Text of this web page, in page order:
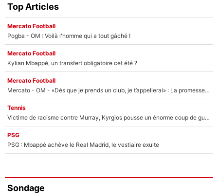
Top Articles
Mercato Football
Pogba - OM : Voilà l'homme qui a tout gâché !
Mercato Football
Kylian Mbappé, un transfert obligatoire cet été ?
Mercato Football
Mercato - OM - «Dès que je prends un club, je t’appellerai» : La promesse de Marcelino au moment de claquer la porte
Tennis
Victime de racisme contre Murray, Kyrgios pousse un énorme coup de gueule !
PSG
PSG : Mbappé achève le Real Madrid, le vestiaire exulte
Sondage